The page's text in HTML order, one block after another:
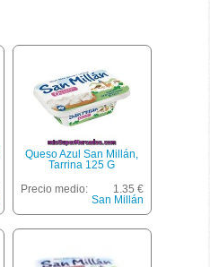
Queso Azul San Millán,
Tarrina 125 G
Precio medio:
1.35 €
San Millán